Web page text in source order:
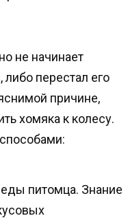
не начинает
либо перестал его
причине,
хомяка к колесу.
питомца. Знание